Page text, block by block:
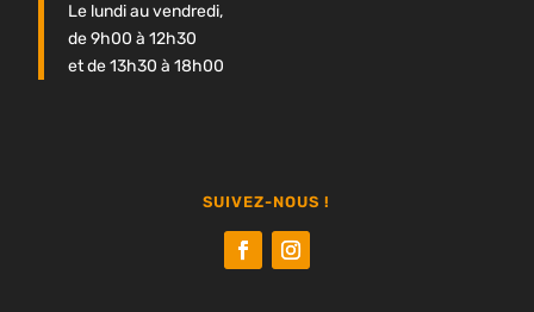
Le lundi au vendredi,
de 9h00 à 12h30
et de 13h30 à 18h00
SUIVEZ-NOUS !